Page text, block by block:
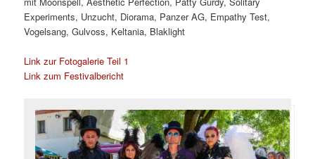
Experiments, Unzucht, Diorama, Panzer AG, Empathy Test,
Vogelsang, Gulvoss, Keltania, Blaklight
Link zur Fotogalerie Teil 1
Link zum Festivalbericht